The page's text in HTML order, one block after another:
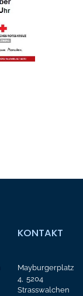
KONTAKT
Mayburgerplatz
4, 5204
Strasswalchen